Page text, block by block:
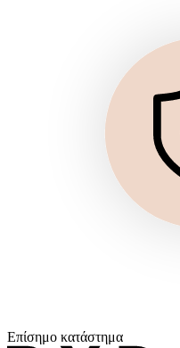
Επίσημο κατάστημα